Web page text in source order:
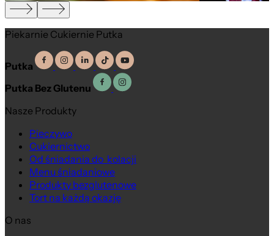
Piekarnie Cukiernie Putka
Putka
Putka Bez Glutenu
Nasze Produkty
Pieczywo
Cukiernictwo
Od śniadania do kolacji
Menu śniadaniowe
Produkty bezglutenowe
Tort na każdą okazję
O nas